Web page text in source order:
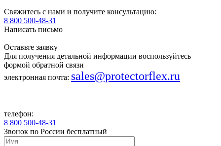
Свяжитесь с нами и получите консультацию:
8 800 500-48-31
Написать письмо
Оставьте заявку
Для получения детальной информации воспользуйтесь
формой обратной связи
электронная почта: sales@protectorflex.ru
телефон:
8 800 500-48-31
Звонок по России бесплатный